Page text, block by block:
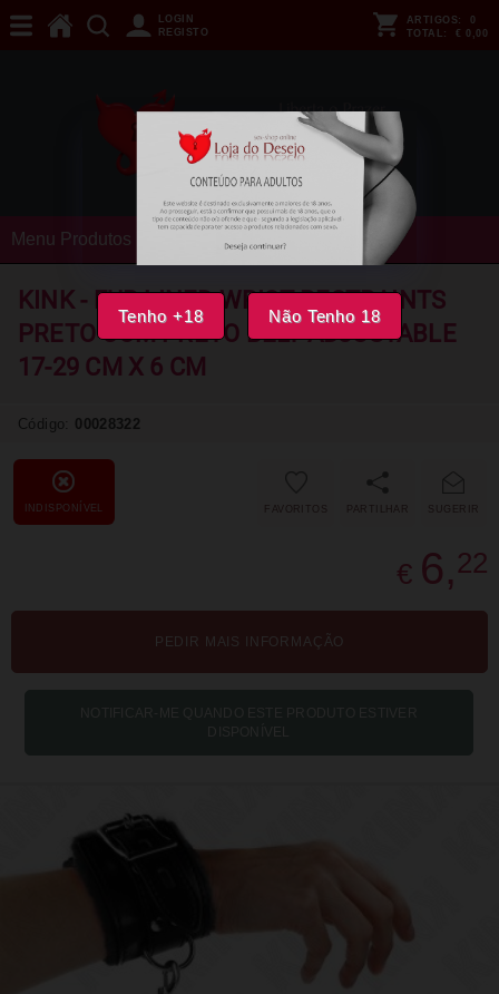
Tenho +18 Não Tenho 18
LOGIN
REGISTO
ARTIGOS:
0
TOTAL: € 0,00
Menu Produtos
KINK - FUR LINED WRIST RESTRAINTS
PRETO COM PRETO BELT ADJUSTABLE
17-29 CM X 6 CM
Código: 00028322
INDISPONÍVEL SUGERIR
FAVORITOS
€ 6, 22
PEDIR MAIS INFORMAÇÃO